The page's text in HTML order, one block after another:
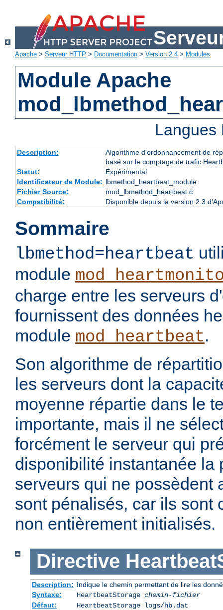
Apache > Serveur HTTP > Documentation > Version 2.4 > Modules
Module Apache
Description:
Algorithme d'ordonnancement de
basé sur le comptage de trafic
Statut:
Expérimental
Identificateur de Module: lbmethod_heartbeat_module
Fichier Source:
mod_lbmethod_heartbeat.c
Compatibilité:
Disponible depuis la version 2.3
Sommaire
lbmethod=heartbeat
module
charge entre les serveurs
fournissent des données
module mod_heartbeat.
Son algorithme de
les serveurs dont la
moyenne répartie dans le
importante, mais il ne
forcément le serveur qui
disponibilité instantanée la
serveurs qui ne possèdent
sont pénalisés, car ils sont
non entièrement initialisés.
Directive
Description: Indique le chemin permettant de lire les
Syntaxe:
HeartbeatStorage chemin-fichier
Défaut:
HeartbeatStorage logs/hb.dat